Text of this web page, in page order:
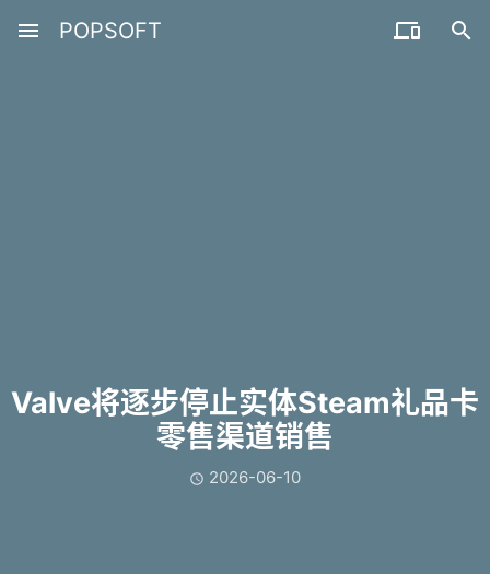
menu POPSOFT  
Valve将逐步停止实体Steam礼品卡
零售渠道销售
 2026-06-10